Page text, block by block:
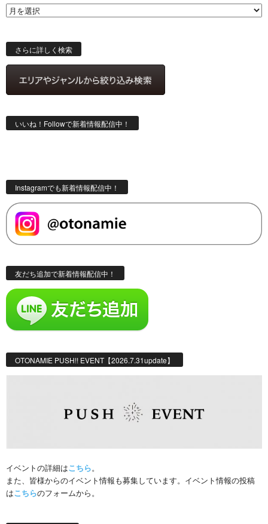
さらに詳しく検索
いいね！Followで新着情報配信中！
Instagramでも新着情報配信中！
友だち追加で新着情報配信中！
OTONAMIE PUSH!! EVENT【2026.7.31update】
イベントの詳細はこちら。
また、皆様からのイベント情報も募集しています。イベント情報の投稿
はこちらのフォームから。